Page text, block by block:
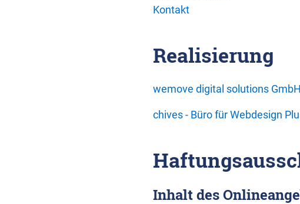
Kontakt
Realisierung
wemove digital solutions GmbH
chives - Büro für Webdesign
Inhalt des